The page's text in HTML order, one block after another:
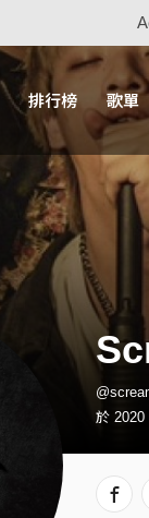
排行榜 歌單
於 2020